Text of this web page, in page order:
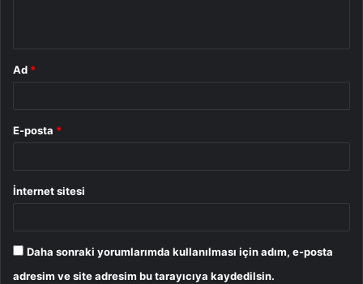
Ad *
E-posta *
İnternet sitesi
Daha sonraki yorumlarımda kullanılması için adım, e-posta
adresim ve site adresim bu tarayıcıya kaydedilsin.